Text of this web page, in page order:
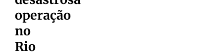
operação
no
Rio